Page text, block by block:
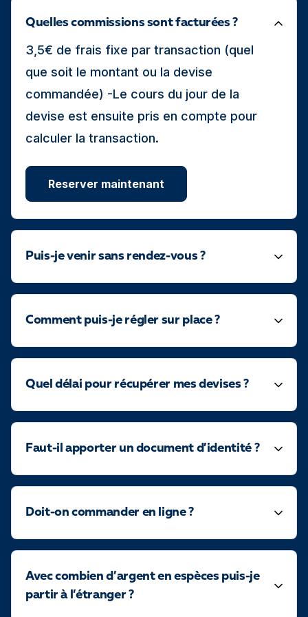
Quelles commissions sont facturées ?
3,5€ de frais fixe par transaction (quel
que soit le montant ou la devise
commandée) -Le cours du jour de la
devise est ensuite pris en compte pour
calculer la transaction.
Reserver maintenant
Puis-je venir sans rendez-vous ?
Comment puis-je régler sur place ?
Quel délai pour récupérer mes devises ?
Faut-il apporter un document d’identité ?
Doit-on commander en ligne ?
Avec combien d’argent en espèces puis-je
partir à l’étranger ?